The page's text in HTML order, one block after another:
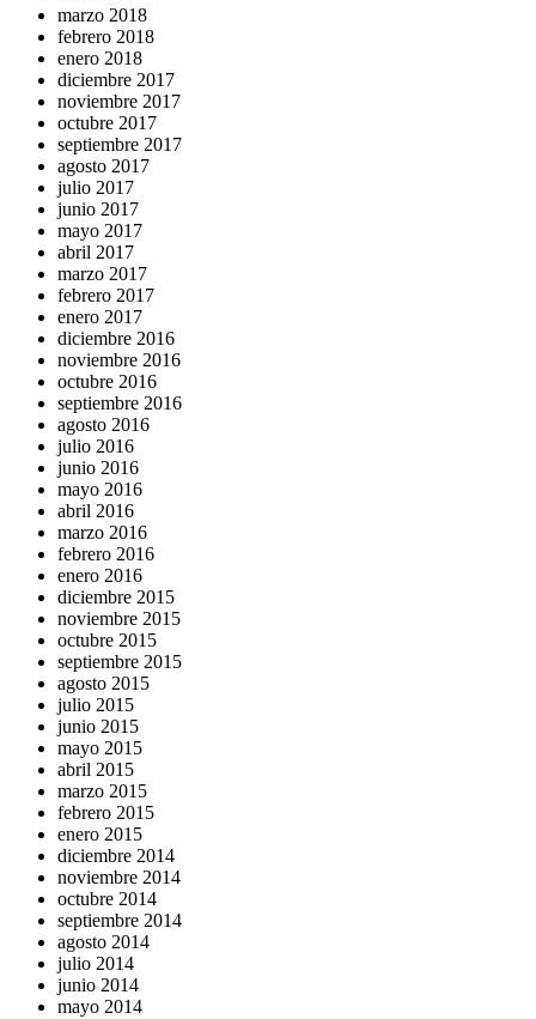
marzo 2018
febrero 2018
enero 2018
diciembre 2017
noviembre 2017
octubre 2017
septiembre 2017
agosto 2017
julio 2017
junio 2017
mayo 2017
abril 2017
marzo 2017
febrero 2017
enero 2017
diciembre 2016
noviembre 2016
octubre 2016
septiembre 2016
agosto 2016
julio 2016
junio 2016
mayo 2016
abril 2016
marzo 2016
febrero 2016
enero 2016
diciembre 2015
noviembre 2015
octubre 2015
septiembre 2015
agosto 2015
julio 2015
junio 2015
mayo 2015
abril 2015
marzo 2015
febrero 2015
enero 2015
diciembre 2014
noviembre 2014
octubre 2014
septiembre 2014
agosto 2014
julio 2014
junio 2014
mayo 2014